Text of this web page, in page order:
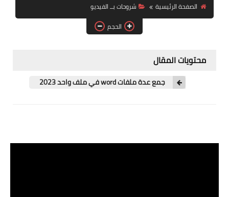
الطبيعة
التقنية
شروحات بــ نص
الصفحة الرئيسية
شروحات بــ الفيديو
الحجم
محتويات المقال
جمع عدة ملفات word في ملف واحد 2023